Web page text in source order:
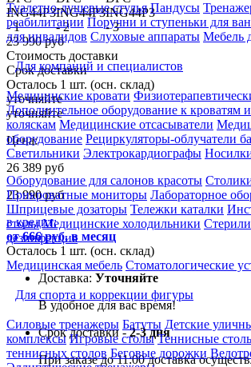
Туалетно-душевые стулья Пандусы
реабилитации Поручни и ступеньки для
для инвалидов Слуховые аппараты Мебель
Для компаний и специалистов
Медицинские кровати
Дополнительное оборудование к кроватям
коляскам Медицинские отсасыватели
оборудование Рециркуляторы-облучатели
Светильники Электрокардиографы
Оборудование для салонов красоты
Прикроватные мониторы Лабораторное
Шприцевые дозаторы Тележки каталки
столы Медицинские холодильники
дезинфекция
Медицинская мебель Стоматологические
Для спорта и коррекции фигуры
Силовые тренажеры Батуты Детские
комплексы Игровые столы Теннисные
теннисных столов Беговые дорожки
23 990 руб
Стоимость доставки
Срок доставки
Осталось 1 шт. (осн. склад)
уточняйте
уточняйте
Цена:
26 389 руб
23 990руб
в кредит:
от 666 руб. в месяц
Осталось 1 шт. (осн. склад)
Доставка: Уточняйте
В удобное для вас время!
Срок доставки -2-3 дня
При заказе до 11:00 доставка